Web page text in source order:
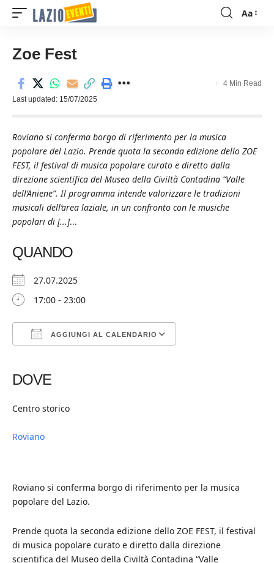
Font
Aa
Zoe Fest
Last updated: 15/07/2025
4 Min Read
Roviano si conferma borgo di riferimento per la musica
popolare del Lazio. Prende quota la seconda edizione dello ZOE
FEST, il festival di musica popolare curato e diretto dalla
direzione scientifica del Museo della Civiltà Contadina “Valle
dell’Aniene”. Il programma intende valorizzare le tradizioni
musicali dell’area laziale, in un confronto con le musiche
popolari di [...]...
QUANDO
27.07.2025
17:00 - 23:00
AGGIUNGI AL CALENDARIO
DOVE
Centro storico
Roviano
Roviano si conferma borgo di riferimento per la musica
popolare del Lazio.
Prende quota la seconda edizione dello ZOE FEST, il festival
di musica popolare curato e diretto dalla direzione
scientifica del Museo della Civiltà Contadina “Valle